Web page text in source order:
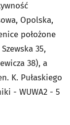
Opolska,
położone
35,
38), a
K. Pułaskiego
- WUWA2 - 5